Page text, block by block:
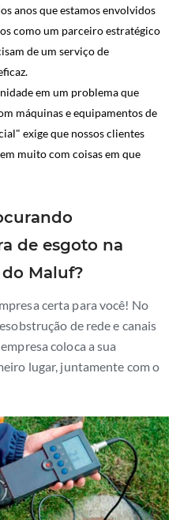
anos que estamos envolvidos
como um parceiro estratégico
de um serviço de
em um problema que
máquinas e equipamentos de
exige que nossos clientes
muito com coisas em que
de esgoto na
Maluf?
certa para você! No
de rede e canais
coloca a sua
lugar, juntamente com o